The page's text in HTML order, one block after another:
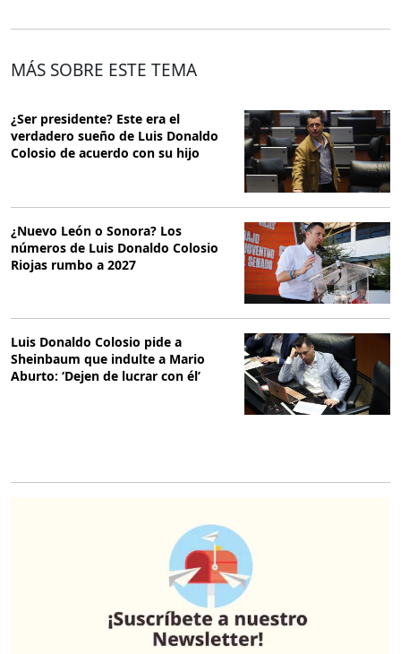
MÁS SOBRE ESTE TEMA
¿Ser presidente? Este era el
verdadero sueño de Luis Donaldo
Colosio de acuerdo con su hijo
¿Nuevo León o Sonora? Los
números de Luis Donaldo Colosio
Riojas rumbo a 2027
Luis Donaldo Colosio pide a
Sheinbaum que indulte a Mario
Aburto: ‘Dejen de lucrar con él’